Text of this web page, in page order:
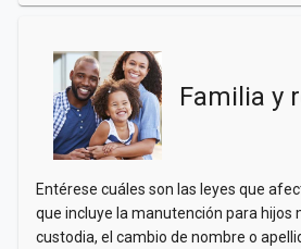
Familia y
Entérese cuáles son las leyes que
que incluye la manutención para hijos
custodia, el cambio de nombre o